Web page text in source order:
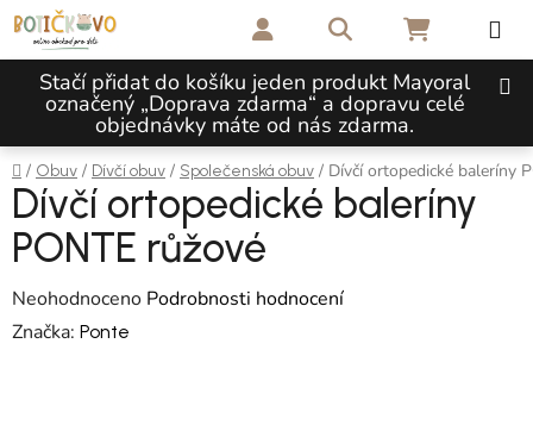
Přejít na obsah
Stačí přidat do košíku jeden produkt Mayoral
označený „Doprava zdarma“ a dopravu celé
objednávky máte od nás zdarma.
Hledat NÁKUPNÍ
Domů
/ Obuv / Dívčí obuv / Společenská obuv / Dívčí ortopedické baleríny
Dívčí ortopedické baleríny
PONTE růžové
Průměrné hodnocení produktu je 0,0 z 5 hvězdiček.
Neohodnoceno Podrobnosti hodnocení
Značka: Ponte